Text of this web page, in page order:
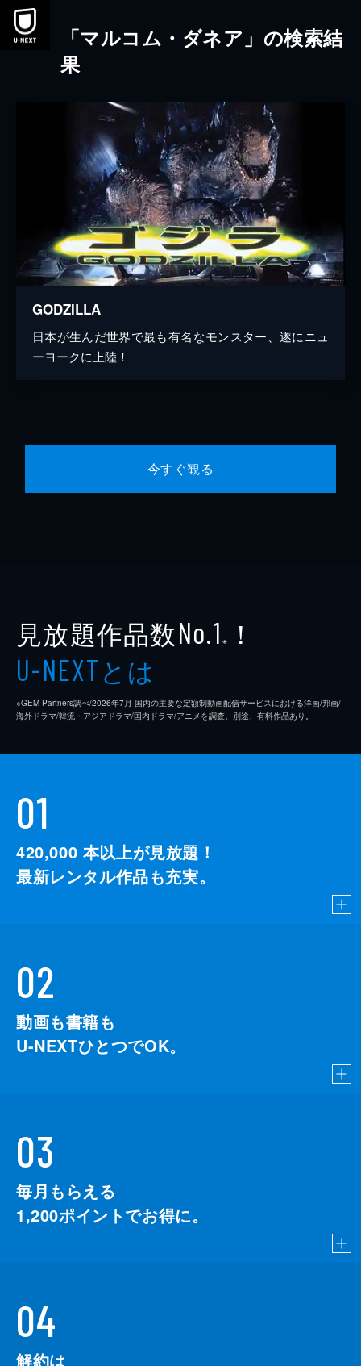
本文へスキップ
「マルコム・ダネア」の検索結
果
GODZILLA
日本が生んだ世界で最も有名なモンスター、遂にニュ
ーヨークに上陸！
今すぐ観る
見放題作品数No.1 ※ ！
U-NEXTとは
※GEM Partners調べ/2026年7⽉ 国内の主要な定額制動画配信サービスにおける洋画/邦画/
海外ドラマ/韓流・アジアドラマ/国内ドラマ/アニメを調査。別途、有料作品あり。
01
420,000 本以上が見放題！
最新レンタル作品も充実。
02
動画も書籍も
U-NEXTひとつでOK。
03
毎月もらえる
1,200ポイントでお得に。
04
解約は